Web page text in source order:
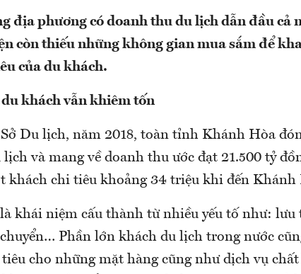
địa phương có doanh thu du lịch dẫn đầu cả
còn thiếu những không gian mua sắm để
của du khách.
khách vẫn khiêm tốn
Du lịch, năm 2018, toàn tỉnh Khánh Hòa
và mang về doanh thu ước đạt 21.500 tỷ
khách chi tiêu khoảng 34 triệu khi đến Khánh
khái niệm cấu thành từ nhiều yếu tố như: lưu
Phần lớn khách du lịch trong nước
tiêu cho những mặt hàng cũng như dịch vụ